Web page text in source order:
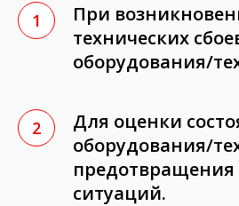
При
технических
оборудования/
Для оценки
оборудования/
ситуаций.